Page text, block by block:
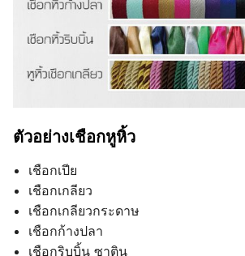
ตัวอย่างเชือกหูหิ้ว
เชือกเปีย
เชือกเกลียว
เชือกเกลียวกระดาษ
เชือกก้างปลา
เชือกริบบิ้น ซาติน